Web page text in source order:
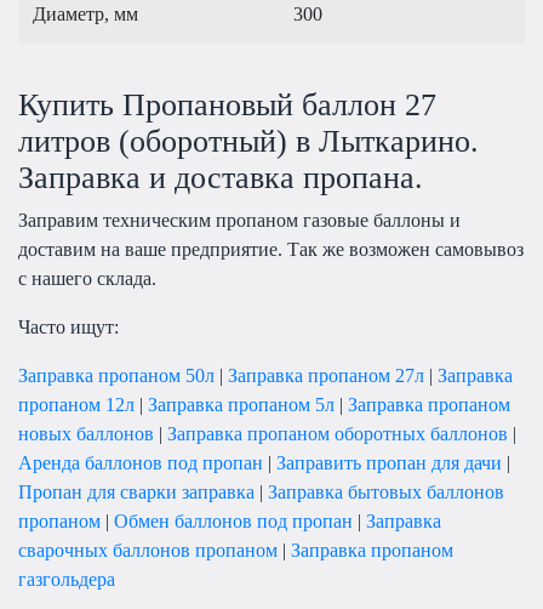
Диаметр, мм 300
Купить Пропановый баллон 27
литров (оборотный) в Лыткарино.
Заправка и доставка пропана.
Заправим техническим пропаном газовые баллоны и
доставим на ваше предприятие. Так же возможен самовывоз
с нашего склада.
Часто ищут:
Заправка пропаном 50л | Заправка пропаном 27л | Заправка
пропаном 12л | Заправка пропаном 5л | Заправка пропаном
новых баллонов | Заправка пропаном оборотных баллонов |
Аренда баллонов под пропан | Заправить пропан для дачи |
Пропан для сварки заправка | Заправка бытовых баллонов
пропаном | Обмен баллонов под пропан | Заправка
сварочных баллонов пропаном | Заправка пропаном
газгольдера